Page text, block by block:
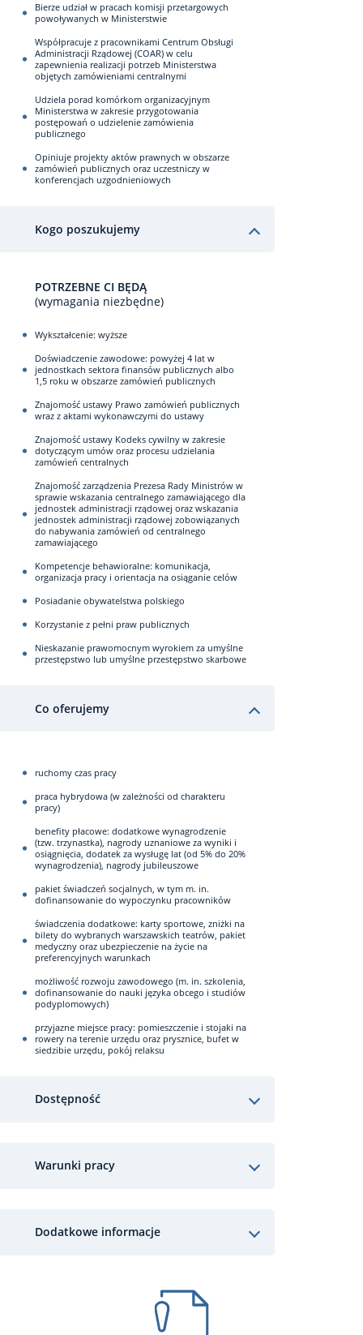
Bierze udział w pracach komisji przetargowych
powoływanych w Ministerstwie
Współpracuje z pracownikami Centrum Obsługi
Administracji Rządowej (COAR) w celu
zapewnienia realizacji potrzeb Ministerstwa
objętych zamówieniami centralnymi
Udziela porad komórkom organizacyjnym
Ministerstwa w zakresie przygotowania
postępowań o udzielenie zamówienia
publicznego
Opiniuje projekty aktów prawnych w obszarze
zamówień publicznych oraz uczestniczy w
konferencjach uzgodnieniowych
Kogo poszukujemy
POTRZEBNE CI BĘDĄ
(wymagania niezbędne)
Wykształcenie: wyższe
Doświadczenie zawodowe: powyżej 4 lat w
jednostkach sektora finansów publicznych albo
1,5 roku w obszarze zamówień publicznych
Znajomość ustawy Prawo zamówień publicznych
wraz z aktami wykonawczymi do ustawy
Znajomość ustawy Kodeks cywilny w zakresie
dotyczącym umów oraz procesu udzielania
zamówień centralnych
Znajomość zarządzenia Prezesa Rady Ministrów w
sprawie wskazania centralnego zamawiającego dla
jednostek administracji rządowej oraz wskazania
jednostek administracji rządowej zobowiązanych
do nabywania zamówień od centralnego
zamawiającego
Kompetencje behawioralne: komunikacja,
organizacja pracy i orientacja na osiąganie celów
Posiadanie obywatelstwa polskiego
Korzystanie z pełni praw publicznych
Nieskazanie prawomocnym wyrokiem za umyślne
przestępstwo lub umyślne przestępstwo skarbowe
Co oferujemy
ruchomy czas pracy
praca hybrydowa (w zależności od charakteru
pracy)
benefity płacowe: dodatkowe wynagrodzenie
(tzw. trzynastka), nagrody uznaniowe za wyniki i
osiągnięcia, dodatek za wysługę lat (od 5% do 20%
wynagrodzenia), nagrody jubileuszowe
pakiet świadczeń socjalnych, w tym m. in.
dofinansowanie do wypoczynku pracowników
świadczenia dodatkowe: karty sportowe, zniżki na
bilety do wybranych warszawskich teatrów, pakiet
medyczny oraz ubezpieczenie na życie na
preferencyjnych warunkach
możliwość rozwoju zawodowego (m. in. szkolenia,
dofinansowanie do nauki języka obcego i studiów
podyplomowych)
przyjazne miejsce pracy: pomieszczenie i stojaki na
rowery na terenie urzędu oraz prysznice, bufet w
siedzibie urzędu, pokój relaksu
Dostępność
Warunki pracy
Dodatkowe informacje